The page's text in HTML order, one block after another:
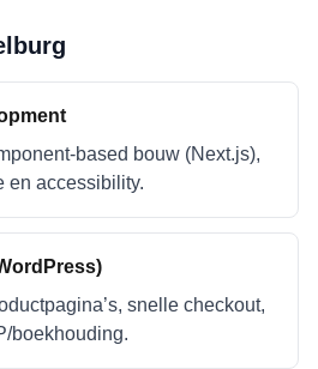
based bouw (Next.js),
en accessibility.
snelle checkout,
boekhouding.